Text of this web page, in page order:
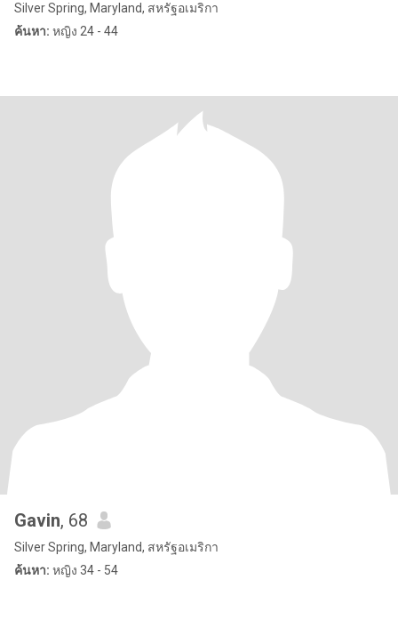
Silver Spring, Maryland, สหรัฐอเมริกา
ค้นหา: หญิง 24 - 44
Gavin, 68
Silver Spring, Maryland, สหรัฐอเมริกา
ค้นหา: หญิง 34 - 54